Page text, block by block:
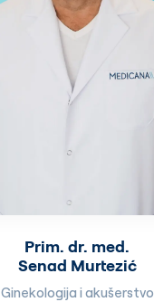
Prim. dr. med.
Senad Murtezić
Ginekologija i akušerstvo